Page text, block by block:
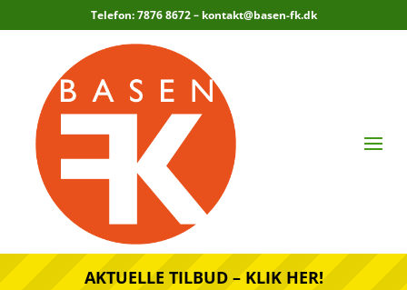
Telefon: 7876 8672 – kontakt@basen-fk.dk
AKTUELLE TILBUD – KLIK HER!